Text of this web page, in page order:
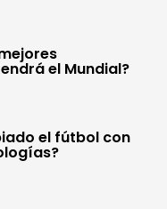
el Mundial?
el fútbol con